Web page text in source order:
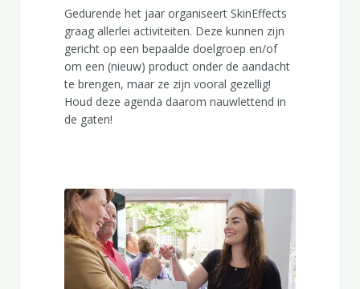
Gedurende het jaar organiseert SkinEffects
graag allerlei activiteiten. Deze kunnen zijn
gericht op een bepaalde doelgroep en/of
om een (nieuw) product onder de aandacht
te brengen, maar ze zijn vooral gezellig!
Houd deze agenda daarom nauwlettend in
de gaten!